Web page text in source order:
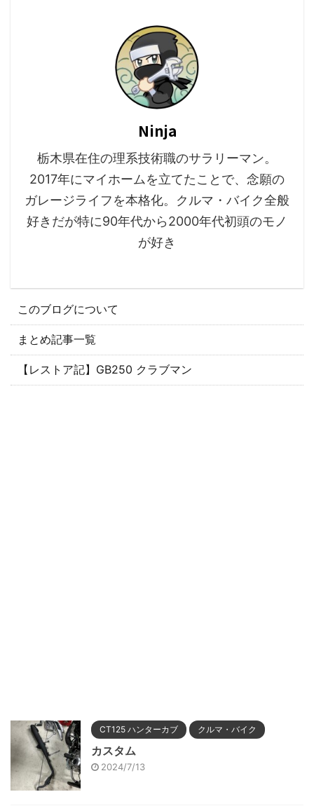
Ninja
栃木県在住の理系技術職のサラリーマン。
2017年にマイホームを立てたことで、念願の
ガレージライフを本格化。クルマ・バイク全般
好きだが特に90年代から2000年代初頭のモノ
が好き
このブログについて
まとめ記事一覧
【レストア記】GB250 クラブマン
CT125 ハンターカブ クルマ・バイク
カスタム
2024/7/13